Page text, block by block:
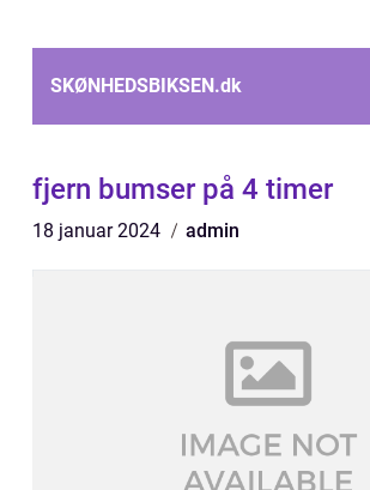
SKØNHEDSBIKSEN.dk
fjern bumser på 4 timer
18 januar 2024 admin